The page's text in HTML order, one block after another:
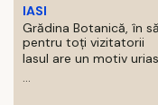
IASI
Grădina Botanică, în
pentru toți vizitatorii
Iasul are un motiv
...